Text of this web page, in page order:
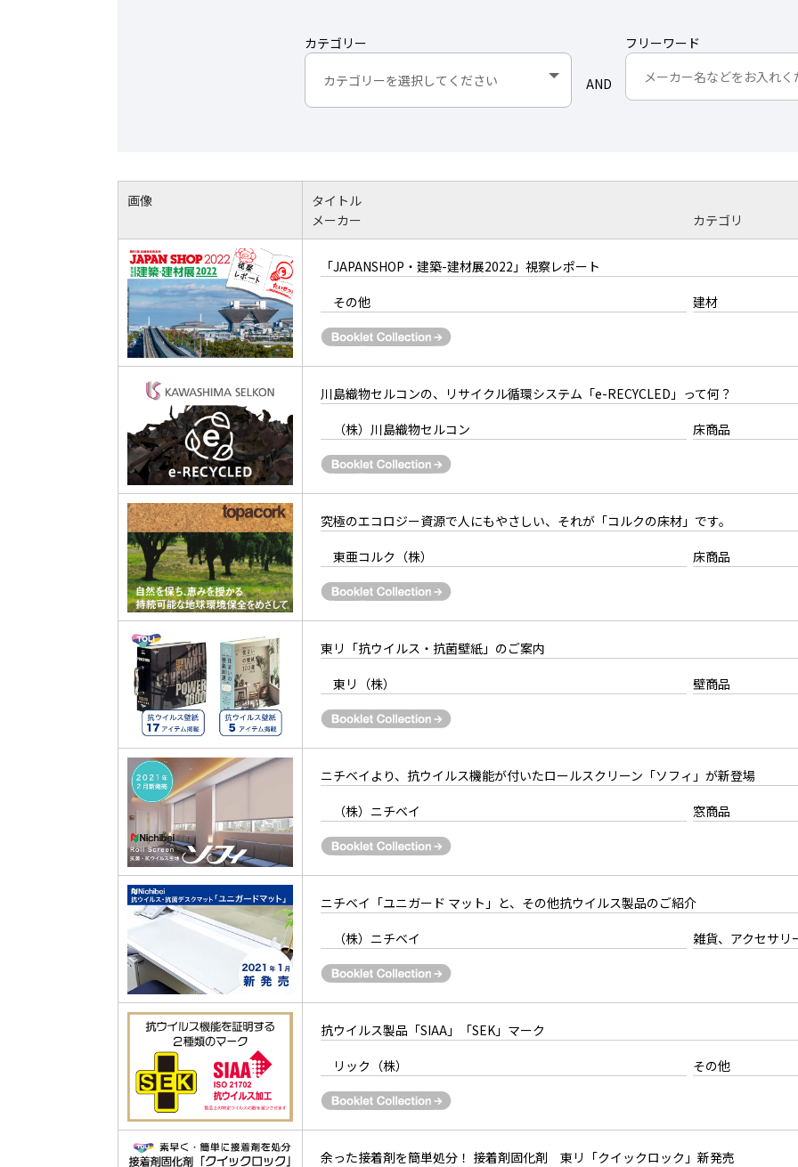
カテゴリー
AND
フリーワード
画像
タイトル
メーカー
カテゴリ
「JAPANSHOP・建築-建材展2022」視察レポート
その他
建材
川島織物セルコンの、リサイクル循環システム「e-RECYCLED」って何？
（株）川島織物セルコン
床商品
究極のエコロジー資源で人にもやさしい、それが「コルクの床材」です。
東亜コルク（株）
床商品
東リ「抗ウイルス・抗菌壁紙」のご案内
東リ（株）
壁商品
ニチベイより、抗ウイルス機能が付いたロールスクリーン「ソフィ」が新登場
（株）ニチベイ
窓商品
ニチベイ「ユニガード マット」と、その他抗ウイルス製品のご紹介
（株）ニチベイ
雑貨、アクセサリ
抗ウイルス製品「SIAA」「SEK」マーク
リック（株）
その他
余った接着剤を簡単処分！ 接着剤固化剤 東リ「クイックロック」新発売